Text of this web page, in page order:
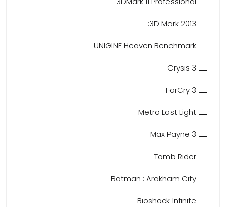
3D Mark 2013:
UNIGINE Heaven Benchmark
Crysis 3
FarCry 3
Metro Last Light
Max Payne 3
Tomb Rider
Batman : Arakham City
Bioshock Infinite